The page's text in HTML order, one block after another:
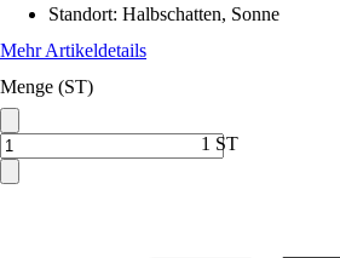
Standort: Halbschatten, Sonne
Mehr Artikeldetails
Menge (ST)
1 ST